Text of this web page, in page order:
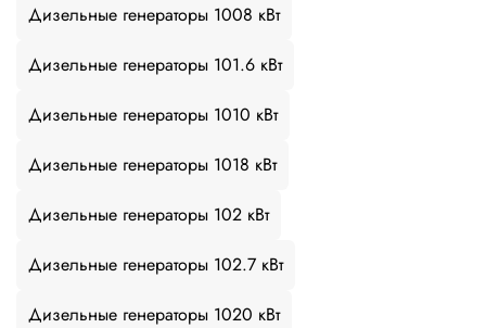
Дизельные генераторы 1008 кВт
Дизельные генераторы 101.6 кВт
Дизельные генераторы 1010 кВт
Дизельные генераторы 1018 кВт
Дизельные генераторы 102 кВт
Дизельные генераторы 102.7 кВт
Дизельные генераторы 1020 кВт